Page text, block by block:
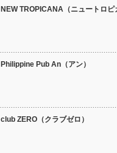
NEW TROPICANA（ニュートロピ
Philippine Pub An（アン）
club ZERO（クラブゼロ）